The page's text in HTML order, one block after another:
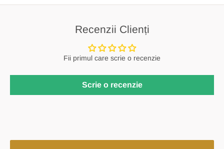
Recenzii Clienți
Fii primul care scrie o recenzie
Scrie o recenzie